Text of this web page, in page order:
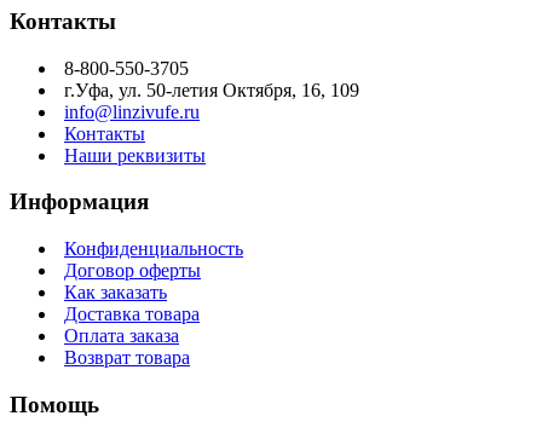
Контакты
8-800-550-3705
г.Уфа, ул. 50-летия Октября, 16, 109
info@linzivufe.ru
Контакты
Наши реквизиты
Информация
Конфиденциальность
Договор оферты
Как заказать
Доставка товара
Оплата заказа
Возврат товара
Помощь